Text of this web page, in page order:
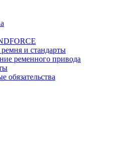
ремня и стандарты
ременного привода
обязательства